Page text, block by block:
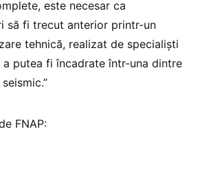
este necesar ca
să fi trecut anterior printr-un
tehnică, realizat de specialiști
putea fi încadrate într-una dintre
FNAP: